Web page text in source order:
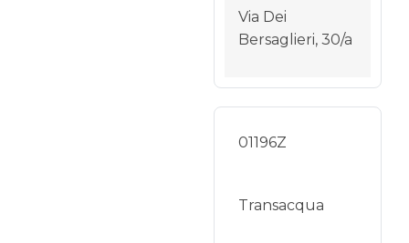
Via Dei
Bersaglieri, 30/a
01196Z
Transacqua